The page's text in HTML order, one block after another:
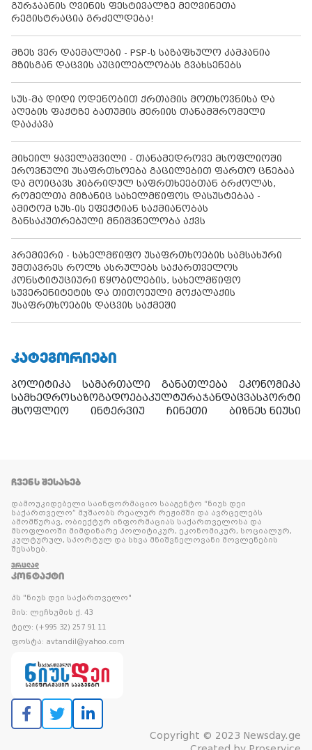
გურჯაანის ღვინის ფესტივალზე მეღვინეთა
რეგისტრაცია გრძელდება!
მზეს ვერ დაემალები - PSP-ს საზაფხულო კამპანია
მზისგან დაცვის აუცილებლობას გვახსენებს
სუს-მა დიდი ოდენობით ქრთამის მოთხოვნისა და
აღების ფაქტზე ბათუმის მერიის თანამშრომელი
დააკავა
მიხეილ ყაველაშვილი - თანამედროვე მსოფლიოში
ეროვნული უსაფრთხოება გაცილებით ფართო ცნებაა
და მოიცავს ჰიბრიდულ საფრთხეებთან ბრძოლას,
რომელთა მიზანიც სახელმწიფოს დასუსტებაა -
ამიტომ სუს-ის ეფექტიან საქმიანობას
განსაკუთრებული მნიშვნელობა აქვს
პრემიერი - სახელმწიფო უსაფრთხოების სამსახური
უმთავრეს როლს ასრულებს საქართველოს
კონსტიტუციური წყობილების, სახელმწიფო
სუვერენიტეტის და თითოეული მოქალაქის
უსაფრთხოების დაცვის საქმეში
ᲙᲐᲢᲔᲒᲝᲠᲘᲔᲑᲘ
პოლიტიკა სამართალი განათლება
ეკონომიკა
სამხედროსაზოგადოებაკულტურაჯანდაცვასპორტი
მსოფლიო
ინტერვიუ ჩინეთი ბიზნეს ნიუსი
ᲩᲕᲔᲜᲡ ᲨᲔᲡᲐᲮᲔᲑ
დამოუკიდებელი საინფორმაციო სააგენტო “ნიუს დეი
საქართველო” მუშაობს რეალურ რეჟიმში და ავრცელებს
ამომწურავ, ობიექტურ ინფორმაციას საქართველოსა და
მსოფლიოში მიმდინარე პოლიტიკურ, ეკონომიკურ, სოციალურ,
კულტურულ, სპორტულ და სხვა მნიშვნელოვანი მოვლენების
შესახებ.
ᲕᲠᲪᲚᲐᲓ
ᲙᲝᲜᲢᲐᲥᲢᲘ
პს "ნიუს დეი საქართველო"
მის: ლეჩხუმის ქ. 43
ტელ: (+995 32) 257 91 11
ფოსტა: avtandil@yahoo.com
Copyright © 2023 Newsday.ge